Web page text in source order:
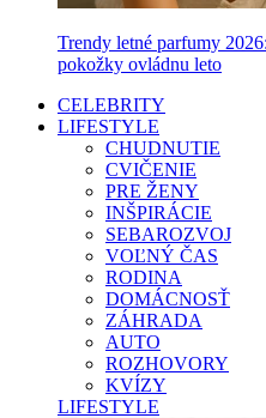
Trendy letné parfumy
pokožky ovládnu leto
CELEBRITY
LIFESTYLE
CHUDNUTIE
CVIČENIE
PRE ŽENY
INŠPIRÁCIE
SEBAROZVOJ
VOĽNÝ ČAS
RODINA
DOMÁCNOSŤ
ZÁHRADA
AUTO
ROZHOVORY
KVÍZY
LIFESTYLE